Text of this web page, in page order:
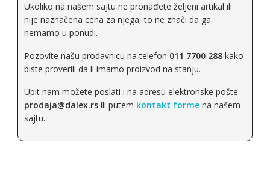
Ukoliko na našem sajtu ne pronađete željeni artikal ili
nije naznačena cena za njega, to ne znači da ga
nemamo u ponudi.
Pozovite našu prodavnicu na telefon 011 7700 288kako
biste proverili da li imamo proizvod na stanju.
Upit nam možete poslati i na adresu elektronske pošte
prodaja@dalex.rsili putem kontakt forme na našem
sajtu.